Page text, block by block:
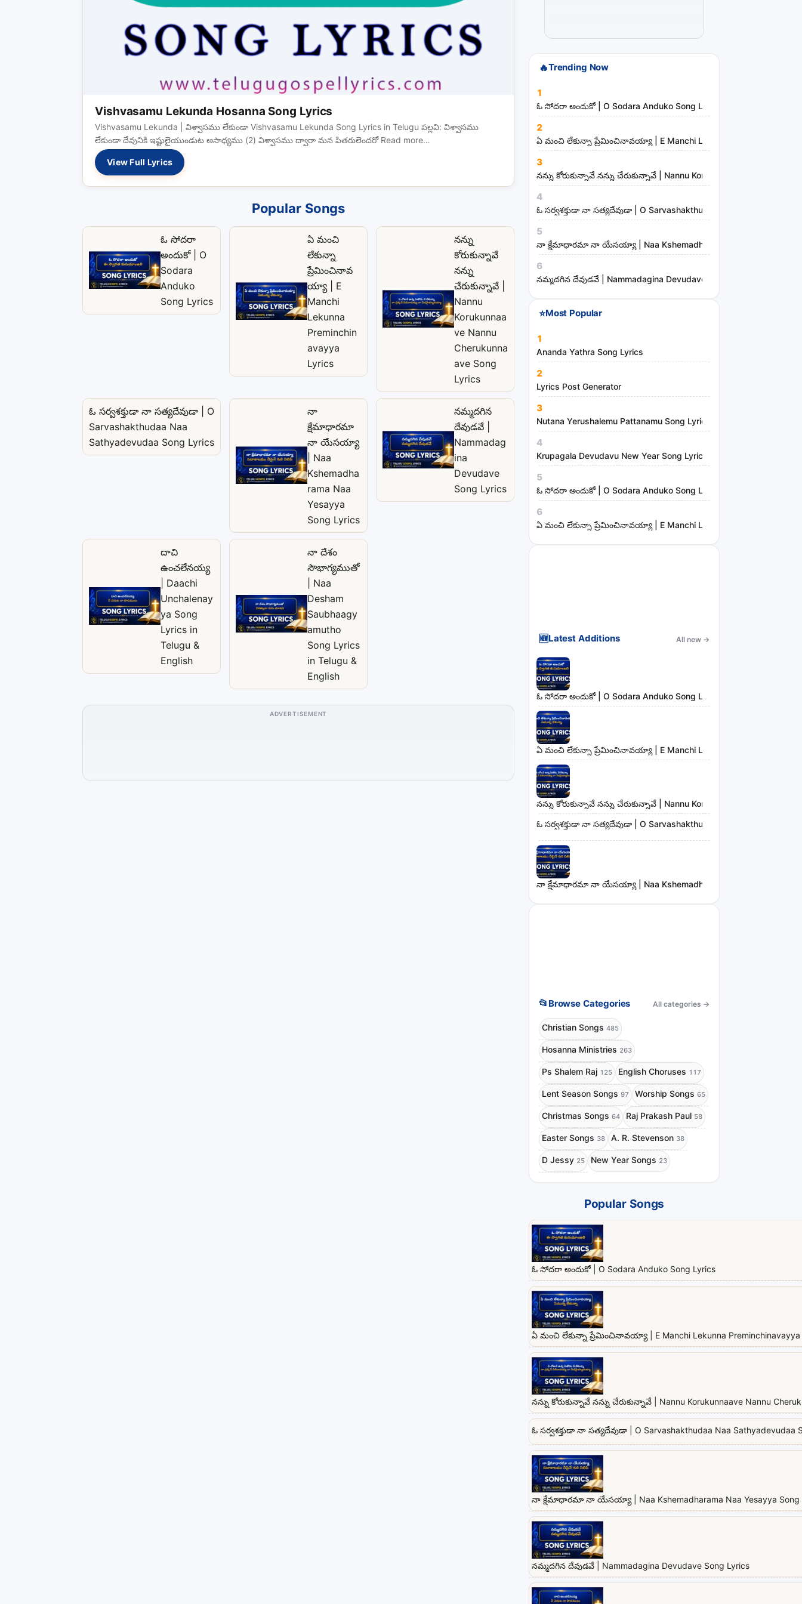
Vishvasamu Lekunda Hosanna Song Lyrics
Vishvasamu Lekunda | విశ్వాసము లేకుండా Vishvasamu Lekunda Song Lyrics in Telugu పల్లవి: విశ్వాసము
లేకుండా దేవునికి ఇష్టులైయుండుట అసాధ్యము (2) విశ్వాసము ద్వారా మన పితరులెందరో Read more…
View Full Lyrics
Popular Songs
ఓ సోదరా
అందుకో | O
Sodara
Anduko
Song Lyrics
ఏ మంచి
లేకున్నా
ప్రేమించినావ
య్యా | E
Manchi
Lekunna
Preminchin
avayya
Lyrics
నన్ను
కోరుకున్నావే
నన్ను
చేరుకున్నావే |
Nannu
Korukunnaa
ve Nannu
Cherukunna
ave Song
Lyrics
ఓ సర్వశక్తుడా నా సత్యదేవుడా | O
Sarvashakthudaa Naa
Sathyadevudaa Song Lyrics
నా
క్షేమాధారమా
నా యేసయ్యా
| Naa
Kshemadha
rama Naa
Yesayya
Song Lyrics
నమ్మదగిన
దేవుడవే |
Nammadag
ina
Devudave
Song Lyrics
దాచి
ఉంచలేనయ్య
| Daachi
Unchalenay
ya Song
Lyrics in
Telugu &
English
నా దేశం
సౌభాగ్యముతో
| Naa
Desham
Saubhaagy
amutho
Song Lyrics
in Telugu &
English
ADVERTISEMENT
s
n
d
m
i
n
i
s
t
e
s
🔥Trending Now
1
ఓ సోదరా అందుకో | O Sodara Anduko Song Lyrics
2
ఏ మంచి లేకున్నా ప్రేమించినావయ్యా | E Manchi Lekunna
3
నన్ను కోరుకున్నావే నన్ను చేరుకున్నావే | Nannu Korukunnaave Nannu
4
ఓ సర్వశక్తుడా నా సత్యదేవుడా | O Sarvashakthudaa Naa Sathyadevudaa
5
నా క్షేమాధారమా నా యేసయ్యా | Naa Kshemadharama Naa Yesayya
6
నమ్మదగిన దేవుడవే | Nammadagina Devudave Song Lyrics
⭐Most Popular
1
Ananda Yathra Song Lyrics
2
Lyrics Post Generator
3
Nutana Yerushalemu Pattanamu Song Lyrics | Hosanna Ministries
4
Krupagala Devudavu New Year Song Lyrics
5
ఓ సోదరా అందుకో | O Sodara Anduko Song Lyrics
6
ఏ మంచి లేకున్నా ప్రేమించినావయ్యా | E Manchi Lekunna
🆕Latest Additions All new →
ఓ సోదరా అందుకో | O Sodara Anduko Song Lyrics
ఏ మంచి లేకున్నా ప్రేమించినావయ్యా | E Manchi Lekunna
నన్ను కోరుకున్నావే నన్ను చేరుకున్నావే | Nannu Korukunnaave Nannu
ఓ సర్వశక్తుడా నా సత్యదేవుడా | O Sarvashakthudaa Naa Sathyadevudaa
నా క్షేమాధారమా నా యేసయ్యా | Naa Kshemadharama Naa Yesayya
📂 Browse Categories All categories →
Christian Songs 485
Hosanna Ministries 263
Ps Shalem Raj 125 English Choruses 117
Lent Season Songs 97 Worship Songs 65
Christmas Songs 64 Raj Prakash Paul 58
Easter Songs 38 A. R. Stevenson 38
D Jessy 25 New Year Songs 23
Popular Songs
ఓ సోదరా అందుకో | O Sodara Anduko Song Lyrics
ఏ మంచి లేకున్నా ప్రేమించినావయ్యా | E Manchi Lekunna Preminchinavayya
నన్ను కోరుకున్నావే నన్ను చేరుకున్నావే | Nannu Korukunnaave Nannu
ఓ సర్వశక్తుడా నా సత్యదేవుడా | O Sarvashakthudaa Naa Sathyadevudaa
నా క్షేమాధారమా నా యేసయ్యా | Naa Kshemadharama Naa Yesayya Song
నమ్మదగిన దేవుడవే | Nammadagina Devudave Song Lyrics